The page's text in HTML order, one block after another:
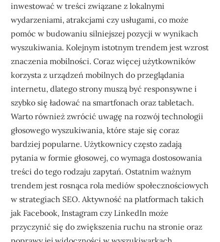
inwestować w treści związane z lokalnymi
wydarzeniami, atrakcjami czy usługami, co może
pomóc w budowaniu silniejszej pozycji w wynikach
wyszukiwania. Kolejnym istotnym trendem jest wzrost
znaczenia mobilności. Coraz więcej użytkowników
korzysta z urządzeń mobilnych do przeglądania
internetu, dlatego strony muszą być responsywne i
szybko się ładować na smartfonach oraz tabletach.
Warto również zwrócić uwagę na rozwój technologii
głosowego wyszukiwania, które staje się coraz
bardziej popularne. Użytkownicy często zadają
pytania w formie głosowej, co wymaga dostosowania
treści do tego rodzaju zapytań. Ostatnim ważnym
trendem jest rosnąca rola mediów społecznościowych
w strategiach SEO. Aktywność na platformach takich
jak Facebook, Instagram czy LinkedIn może
przyczynić się do zwiększenia ruchu na stronie oraz